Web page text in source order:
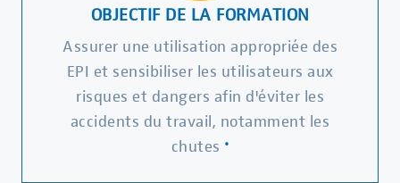
OBJECTIF DE LA FORMATION
Assurer une utilisation appropriée des
EPI et sensibiliser les utilisateurs aux
risques et dangers afin d'éviter les
accidents du travail, notamment les
chutes .